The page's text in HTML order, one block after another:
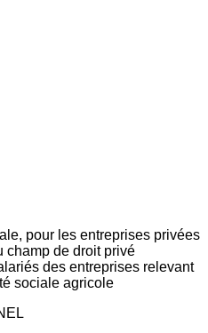
pour les entreprises privées
champ de droit privé
des entreprises relevant
sociale agricole